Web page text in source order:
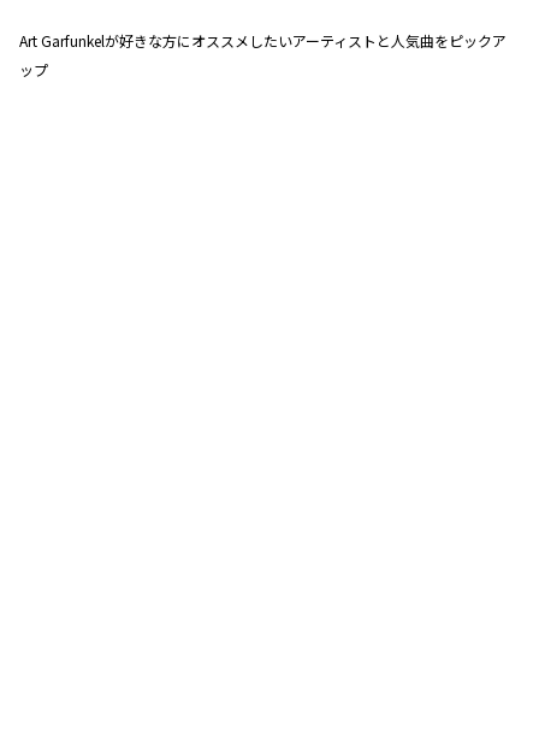
Art Garfunkelが好きな方にオススメしたいアーティストと人気曲をピックア
ップ